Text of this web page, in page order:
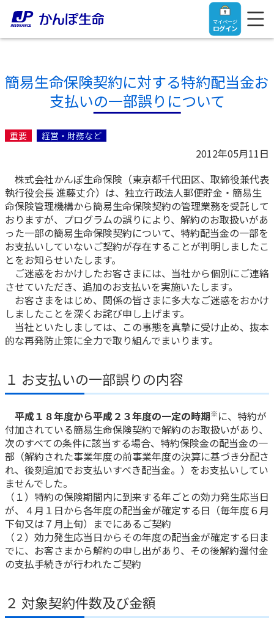
マイページ
ログイン
トップ
ご契約者さま
ご契約者さま
マイページログイン
入院保険金・手術保険金のご請求
お手続き一覧
マイページでできること
新規登録
ログイン
ご契約内容の確認
お客さまに関する情報等の確認の取り組み
保険をご検討中のお客さま
保険をご検討中のお客さま
終身保険
養老保険
定期保険
長寿支援保険
お見積りシミュレーション
資料請求
保険の探し方のポイント
保険かんたん診断
これからのライフイベントでかかる費用とは？
ご契約手続きの流れ
法人のお客さま
【まずはご相談ください】企業経営でお悩みの方はこ
ちら
法人のお客さま向け商品一覧
目的から探す
お役立ち情報
法人向け資料請求
お問い合わせ先
お役立ち情報
かんぽのLifeサポートナビ
医療
お金
子育て
ライフプラン
健康情報
かんぽ生命について
かんぽ生命について
経営理念・経営戦略
会社概要
財務情報
株主・投資家のみなさまへ
日本郵政グループとしての取り組み
採用情報
CM・オウンドメディア／ソーシャルメディア
かんぽブランド
よくあるご質問
株主・投資家のみなさまへ
採用情報
English
簡易生命保険契約に対する特約配当金お
支払いの一部誤りについて
重要 経営・財務など
2012年05月11日
株式会社かんぽ生命保険（東京都千代田区、取締役兼代表
執行役会長 進藤丈介）は、独立行政法人郵便貯金・簡易生
命保険管理機構から簡易生命保険契約の管理業務を受託して
おりますが、プログラムの誤りにより、解約のお取扱いがあ
った一部の簡易生命保険契約について、特約配当金の一部を
お支払いしていないご契約が存在することが判明しましたこ
とをお知らせいたします。
ご迷惑をおかけしたお客さまには、当社から個別にご連絡
させていただき、追加のお支払いを実施いたします。
お客さまをはじめ、関係の皆さまに多大なご迷惑をおかけ
しましたことを深くお詫び申し上げます。
当社といたしましては、この事態を真摯に受け止め、抜本
的な再発防止策に全力で取り組んでまいります。
１ お支払いの一部誤りの内容
平成１８年度から平成２３年度の一定の時期※に、特約が
付加されている簡易生命保険契約で解約のお取扱いがあり、
次のすべての条件に該当する場合、特約保険金の配当金の一
部（解約された事業年度の前事業年度の決算に基づき分配さ
れ、後刻追加でお支払いすべき配当金。）をお支払いしてい
ませんでした。
（１）特約の保険期間内に到来する年ごとの効力発生応当日
が、４月１日から各年度の配当金が確定する日（毎年度６月
下旬又は７月上旬）までにあるご契約
（２）効力発生応当日からその年度の配当金が確定する日ま
でに、お客さまから解約の申し出があり、その後解約還付金
の支払手続きが行われたご契約
２ 対象契約件数及び金額